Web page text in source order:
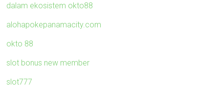
dalam ekosistem okto88
alohapokepanamacity.com
okto 88
slot bonus new member
slot777